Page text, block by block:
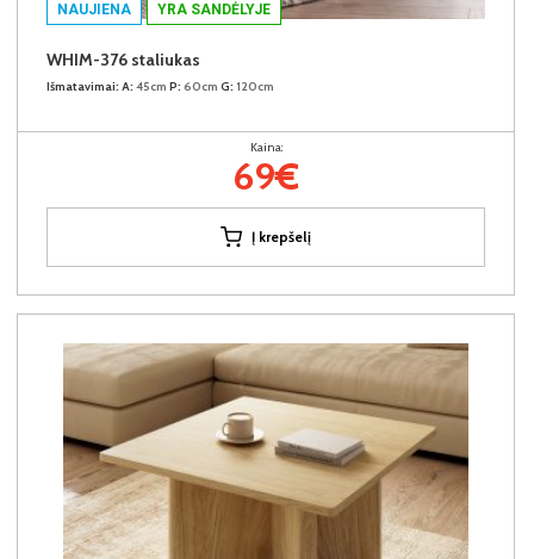
NAUJIENA YRA SANDĖLYJE
WHIM-376 staliukas
Išmatavimai: A: 45cm P: 60cm G: 120cm
Kaina:
69€
Į krepšelį